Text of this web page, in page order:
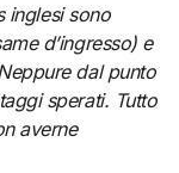
inglesi sono
d’ingresso) e
dal punto
sperati. Tutto
averne